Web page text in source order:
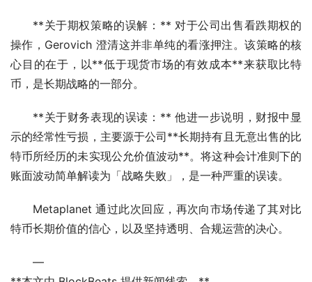
**关于期权策略的误解：** 对于公司出售看跌期权的
操作，Gerovich 澄清这并非单纯的看涨押注。该策略的核
心目的在于，以**低于现货市场的有效成本**来获取比特
币，是长期战略的一部分。
**关于财务表现的误读：** 他进一步说明，财报中显
示的经常性亏损，主要源于公司**长期持有且无意出售的比
特币所经历的未实现公允价值波动**。将这种会计准则下的
账面波动简单解读为「战略失败」，是一种严重的误读。
Metaplanet 通过此次回应，再次向市场传递了其对比
特币长期价值的信心，以及坚持透明、合规运营的决心。
—